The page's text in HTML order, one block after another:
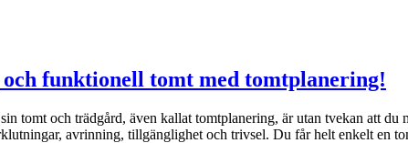
funktionell tomt med tomtplanering!
tomt och trädgård, även kallat tomtplanering, är utan tvekan att
avrinning, tillgänglighet och trivsel. Du får helt enkelt en